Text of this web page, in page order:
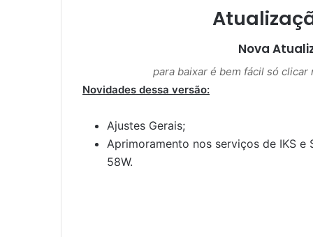
Nova
para baixar é bem fácil só clicar
Novidades dessa versão:
Ajustes Gerais;
Aprimoramento nos serviços de IKS e
58W.